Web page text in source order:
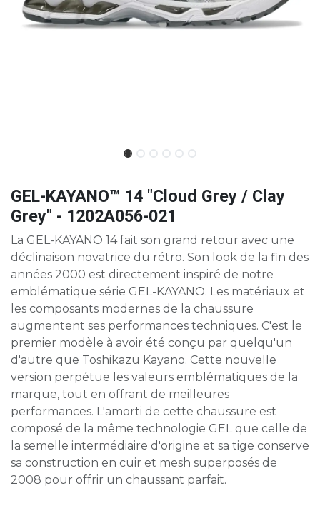
GEL-KAYANO™ 14 "Cloud Grey / Clay
Grey" - 1202A056-021
La GEL-KAYANO 14 fait son grand retour avec une
déclinaison novatrice du rétro. Son look de la fin des
années 2000 est directement inspiré de notre
emblématique série GEL-KAYANO. Les matériaux et
les composants modernes de la chaussure
augmentent ses performances techniques. C'est le
premier modèle à avoir été conçu par quelqu'un
d'autre que Toshikazu Kayano. Cette nouvelle
version perpétue les valeurs emblématiques de la
marque, tout en offrant de meilleures
performances. L'amorti de cette chaussure est
composé de la même technologie GEL que celle de
la semelle intermédiaire d'origine et sa tige conserve
sa construction en cuir et mesh superposés de
2008 pour offrir un chaussant parfait.